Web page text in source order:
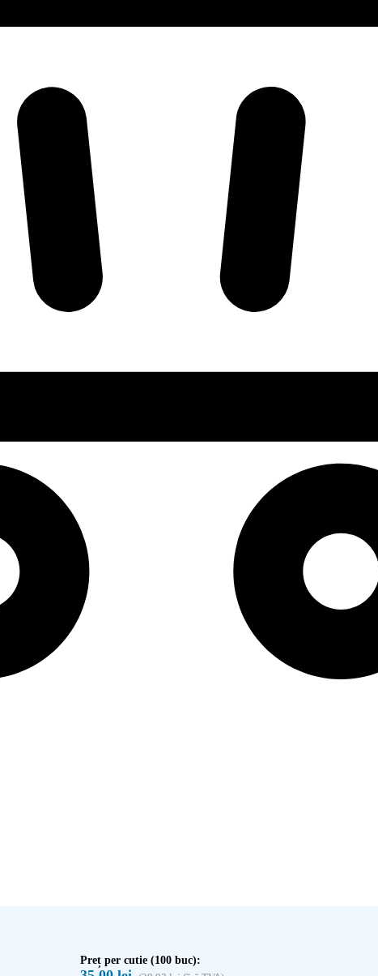
Preț per cutie (100 buc):